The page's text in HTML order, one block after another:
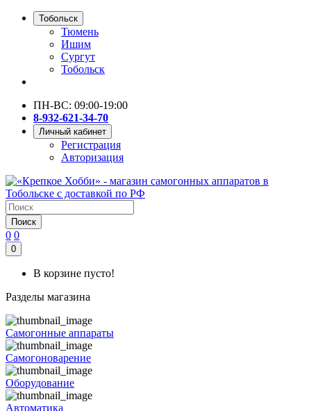
Тобольск
Тюмень
Ишим
Сургут
Тобольск
ПН-ВС: 09:00-19:00
8-932-621-34-70
Личный кабинет
Регистрация
Авторизация
Поиск
0 0
0
В корзине пусто!
Разделы магазина
Самогонные аппараты
Самогоноварение
Оборудование
Автоматика